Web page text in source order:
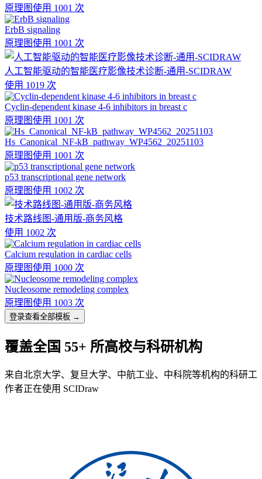
原理图使用 1001 次
ErbB signaling
原理图使用 1001 次
人工智能驱动的智能医疗影像技术诊断-通用-SCIDRAW
使用 1019 次
Cyclin-dependent kinase 4-6 inhibitors in breast c
原理图使用 1001 次
Hs_Canonical_NF-kB_pathway_WP4562_20251103
原理图使用 1001 次
p53 transcriptional gene network
原理图使用 1002 次
技术路线图-通用版-商务风格
使用 1002 次
Calcium regulation in cardiac cells
原理图使用 1000 次
Nucleosome remodeling complex
原理图使用 1003 次
登录查看全部模板 →
覆盖全国 55+ 所高校与科研机构
来自北京大学、复旦大学、中航工业、中科院等机构的科研工
作者正在使用 SCIDraw